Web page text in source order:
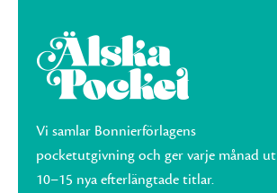
Vi samlar Bonnierförlagens
pocketutgivning och ger varje månad ut
10–15 nya efterlängtade titlar.